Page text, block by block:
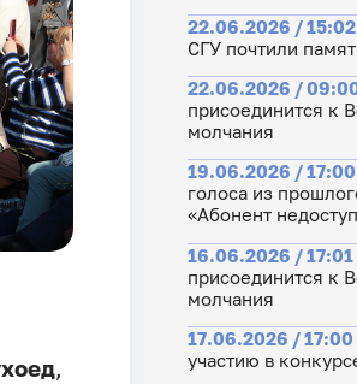
,
22.06.2026 / 15:02
СГУ почтили
22.06.2026 /
присоединится к
молчания
19.06.2026 / 17:00
голоса из
«Абонент
16.06.2026 / 17:01
присоединится к
молчания
17.06.2026 / 17:00
участию в